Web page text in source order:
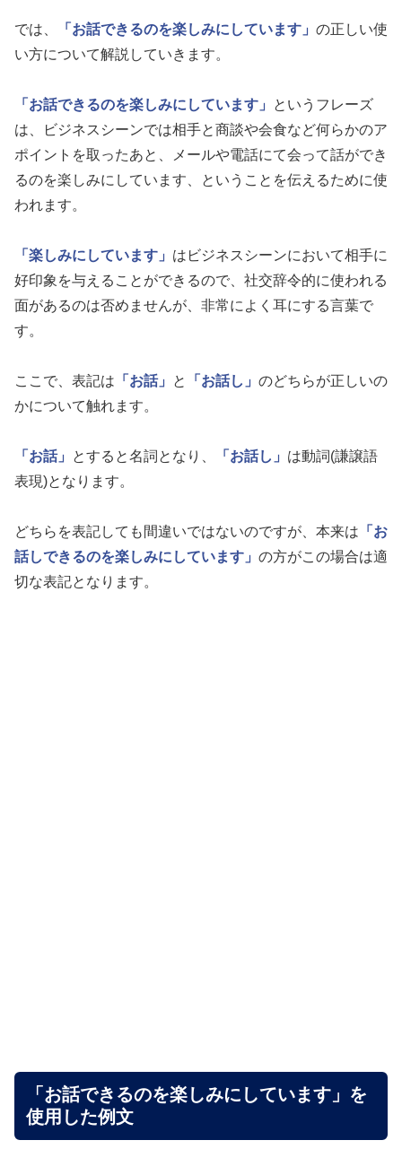
では、 「お話できるのを楽しみにしています」 の正しい使
い方について解説していきます。
「お話できるのを楽しみにしています」
というフレーズ
は、ビジネスシーンでは相手と商談や会食など何らかのア
ポイントを取ったあと、メールや電話にて会って話ができ
るのを楽しみにしています、ということを伝えるために使
われます。
「楽しみにしています」 はビジネスシーンにおいて相手に
好印象を与えることができるので、社交辞令的に使われる
面があるのは否めませんが、非常によく耳にする言葉で
す。
ここで、表記は 「お話」 と 「お話し」 のどちらが正しいの
かについて触れます。
「お話」 とすると名詞となり、 「お話し」 は動詞(謙譲語
表現)となります。
どちらを表記しても間違いではないのですが、本来は 「お
話しできるのを楽しみにしています」 の方がこの場合は適
切な表記となります。
「お話できるのを楽しみにしています」を
使用した例文